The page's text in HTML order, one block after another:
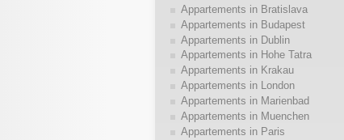
Appartements in Bratislava
Appartements in Budapest
Appartements in Dublin
Appartements in Hohe Tatra
Appartements in Krakau
Appartements in London
Appartements in Marienbad
Appartements in Muenchen
Appartements in Paris